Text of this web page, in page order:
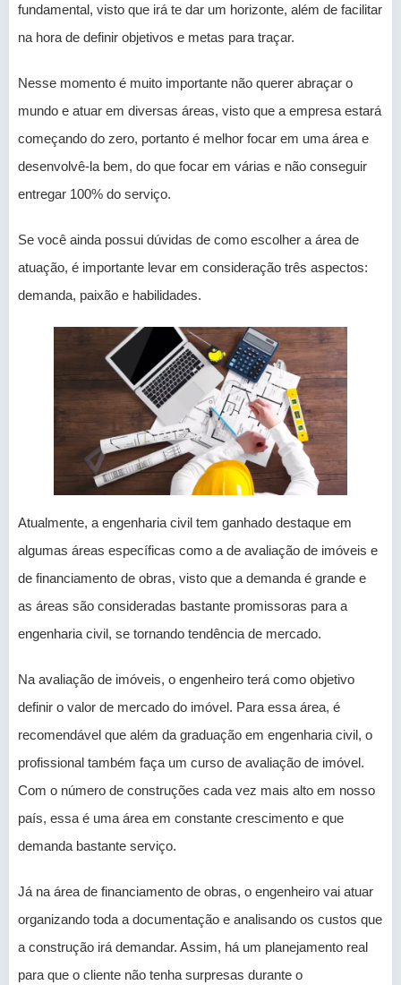
fundamental, visto que irá te dar um horizonte, além de facilitar
na hora de definir objetivos e metas para traçar.
Nesse momento é muito importante não querer abraçar o
mundo e atuar em diversas áreas, visto que a empresa estará
começando do zero, portanto é melhor focar em uma área e
desenvolvê-la bem, do que focar em várias e não conseguir
entregar 100% do serviço.
Se você ainda possui dúvidas de como escolher a área de
atuação, é importante levar em consideração três aspectos:
demanda, paixão e habilidades.
Atualmente, a engenharia civil tem ganhado destaque em
algumas áreas específicas como a de avaliação de imóveis e
de financiamento de obras, visto que a demanda é grande e
as áreas são consideradas bastante promissoras para a
engenharia civil, se tornando tendência de mercado.
Na avaliação de imóveis, o engenheiro terá como objetivo
definir o valor de mercado do imóvel. Para essa área, é
recomendável que além da graduação em engenharia civil, o
profissional também faça um curso de avaliação de imóvel.
Com o número de construções cada vez mais alto em nosso
país, essa é uma área em constante crescimento e que
demanda bastante serviço.
Já na área de financiamento de obras, o engenheiro vai atuar
organizando toda a documentação e analisando os custos que
a construção irá demandar. Assim, há um planejamento real
para que o cliente não tenha surpresas durante o